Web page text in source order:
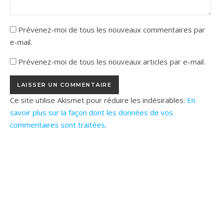
Prévenez-moi de tous les nouveaux commentaires par
e-mail.
Prévenez-moi de tous les nouveaux articles par e-mail.
Ce site utilise Akismet pour réduire les indésirables. En
savoir plus sur la façon dont les données de vos
commentaires sont traitées.